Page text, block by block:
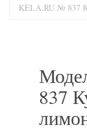
KELA.RU № 837
837